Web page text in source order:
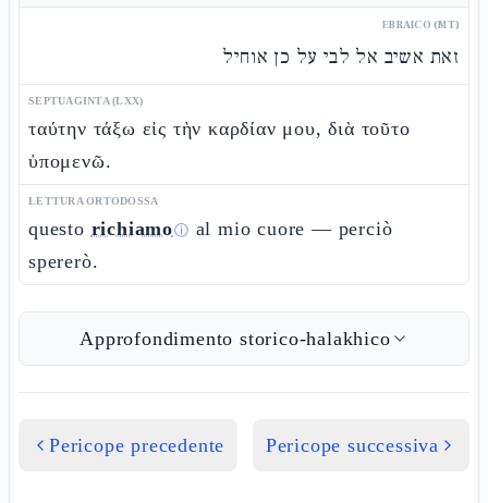
EBRAICO (MT)
זאת אשיב אל לבי על כן אוחיל
SEPTUAGINTA (LXX)
ταύτην τάξω εἰς τὴν καρδίαν μου, διὰ τοῦτο
ὑπομενῶ.
LETTURA ORTODOSSA
questo richiamoⓘ al mio cuore — perciò
spererò.
Approfondimento storico-halakhico
Pericope precedente Pericope successiva